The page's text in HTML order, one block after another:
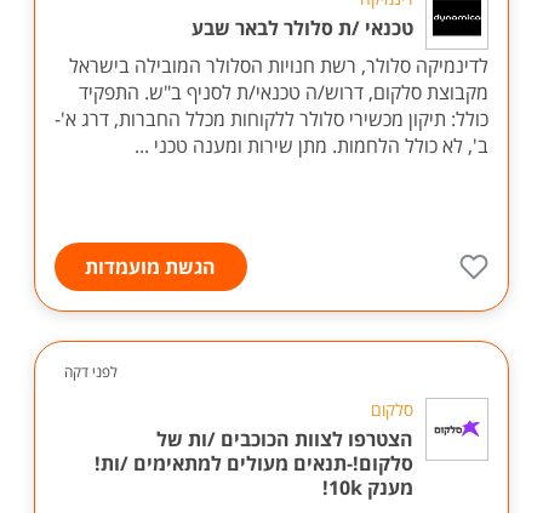
טכנאי /ת סלולר לבאר שבע
לדינמיקה סלולר, רשת חנויות הסלולר המובילה בישראל
מקבוצת סלקום, דרוש/ה טכנאי/ת לסניף ב"ש. התפקיד
כולל: תיקון מכשירי סלולר ללקוחות מכלל החברות, דרג א'-
ב', לא כולל הלחמות. מתן שירות ומענה טכני ...
הגשת מועמדות
לפני דקה
סלקום
הצטרפו לצוות הכוכבים /ות של
סלקום!-תנאים מעולים למתאימים /ות!
מענק 10k!